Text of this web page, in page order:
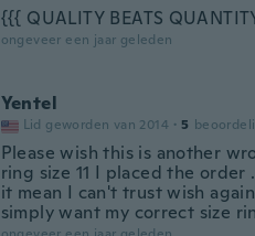
{{{ QUALITY BEATS
ongeveer een jaar geleden
Yentel
Lid geworden van 2014 · 5
Please wish this is another
ring size 11 I placed the
it mean I can't trust wish
simply want my correct size